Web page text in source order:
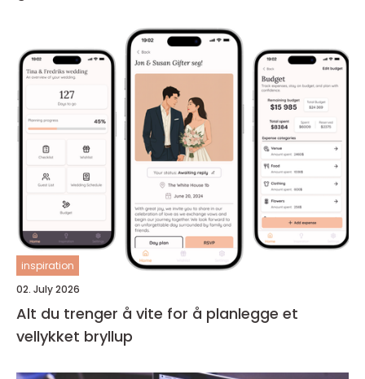
inspiration
02. July 2026
Alt du trenger å vite for å planlegge et
vellykket bryllup